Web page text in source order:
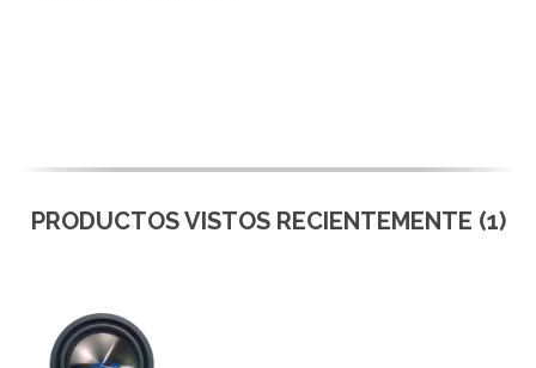
PRODUCTOS VISTOS RECIENTEMENTE (1)